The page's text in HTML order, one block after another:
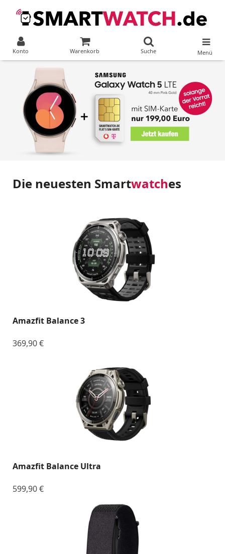
Konto Warenkorb Suche Menü
Die neuesten Smartwatches
Amazfit Balance 3
369,90€
Amazfit Balance Ultra
599,90€